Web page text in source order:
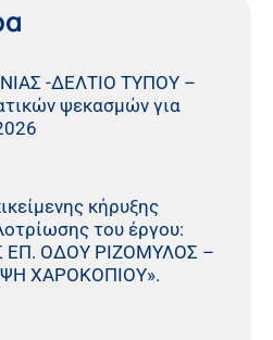
-ΔΕΛΤΙΟ ΤΥΠΟΥ –
ψεκασμών για
κήρυξης
του έργου:
ΕΠ. ΟΔΟΥ ΡΙΖΟΜΥΛΟΣ –
ΧΑΡΟΚΟΠΙΟΥ».